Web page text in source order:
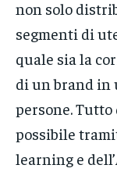
non solo
segmenti di
quale sia la
di un brand in
persone. Tutto
possibile
learning e